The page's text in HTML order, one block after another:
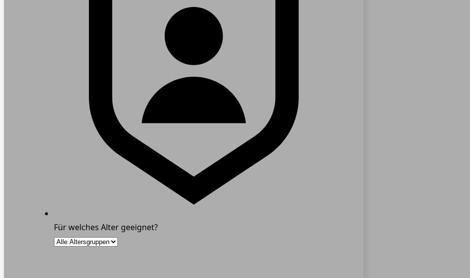
Für welches Alter geeignet?